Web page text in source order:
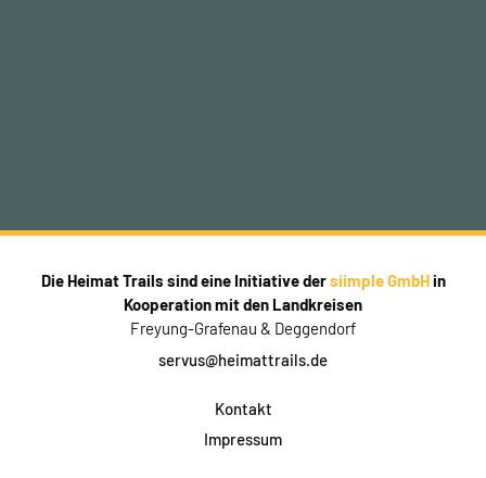
Die Heimat Trails sind eine Initiative dersiimple GmbHin
Kooperation mit den Landkreisen
Freyung-Grafenau & Deggendorf
servus@heimattrails.de
Kontakt
Impressum